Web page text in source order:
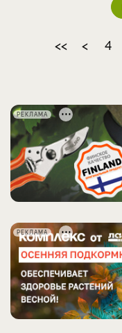
<< < 4
РЕКЛАМА
РЕКЛАМА